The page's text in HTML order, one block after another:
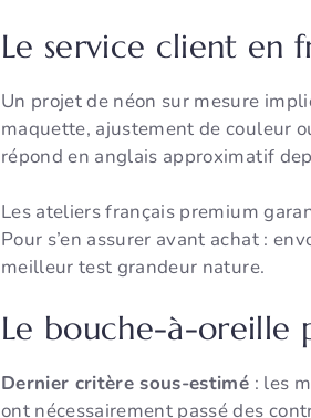
Le service client en
Un projet de néon sur mesure
maquette, ajustement de couleur
répond en anglais approximatif
Les ateliers français premium
Pour s’en assurer avant achat :
meilleur test grandeur nature.
Le bouche-à-oreille
Dernier critère sous-estimé : les
ont nécessairement passé des